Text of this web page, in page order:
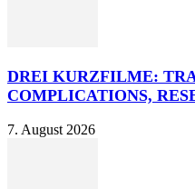
DREI KURZFILME:
COMPLICATIONS,
7. August 2026